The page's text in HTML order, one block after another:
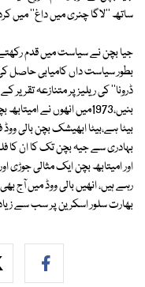
ساتھ ''لاگا چنری میں داغ'' میں
جیا بچن نے سیاست میں قدم
ڈرونا'' کی ریلیز پر متنازعہ تقریر
بنیں،1973میں انھوں نے
بیٹا ہے،بیٹا ابھیشک بچن بالی
بہادری سے جیہ بچن تک کا ان کا
اور امیتابھ بچن ایک مثالی
رہے ہیں، انھیں بالی ووڈ میں
بھارت سلور اسکرین پر سب سے